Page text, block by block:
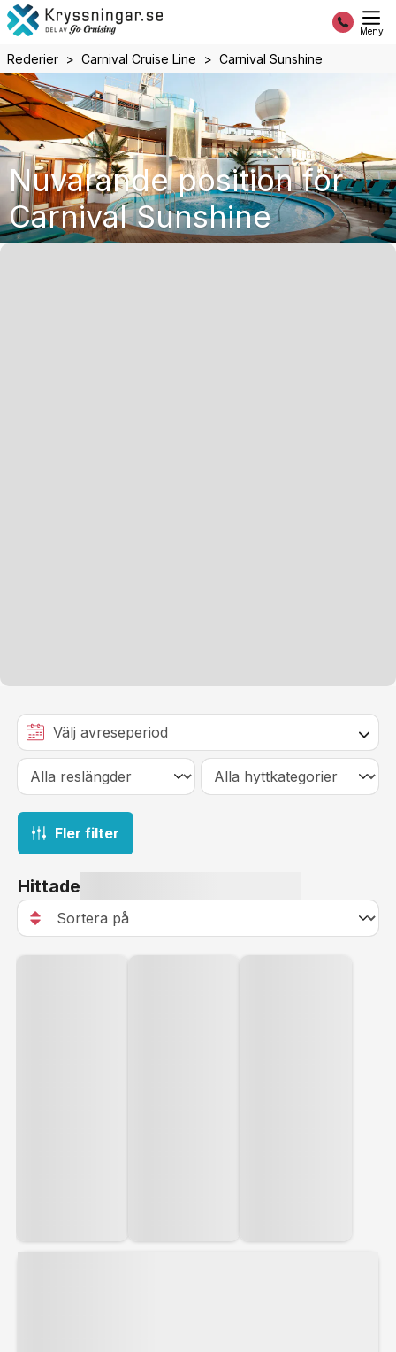
Meny
Rederier Carnival Cruise Line Carnival Sunshine
Nuvarande position för
Carnival Sunshine
Fler filter
Hittade